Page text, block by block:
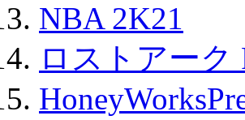
NBA 2K21
ロストアーク